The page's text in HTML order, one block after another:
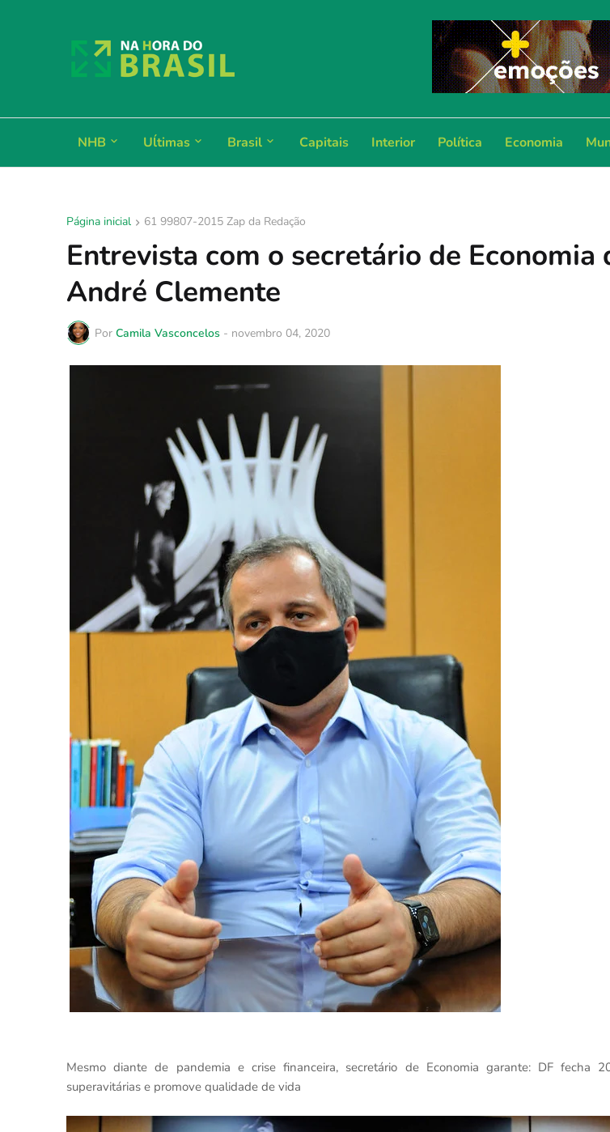
NHB Uĺtimas Brasil Capitais Interior Política Economia
Página inicial 61 99807-2015 Zap da Redação
Entrevista com o secretário de Economia
André Clemente
Por Camila Vasconcelos - novembro 04, 2020
Mesmo diante de pandemia e crise financeira, secretário de Economia garante: DF fecha
superavitárias e promove qualidade de vida